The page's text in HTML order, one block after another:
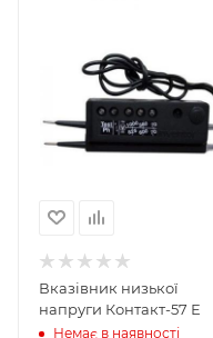
Вказівник низької
напруги Контакт-57 Е
Немає в наявності